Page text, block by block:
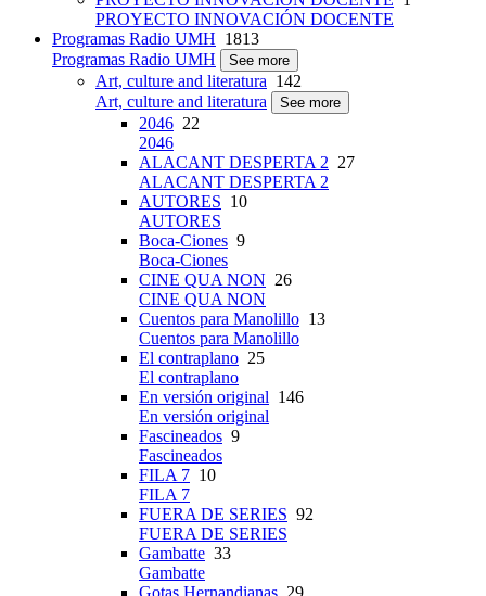
PROYECTO INNOVACIÓN DOCENTE
Programas Radio UMH 1813
Programas Radio UMH
See more
Art, culture and literatura 142
Art, culture and literatura
See more
2046 22
2046
ALACANT DESPERTA 2 27
ALACANT DESPERTA 2
AUTORES 10
AUTORES
Boca-Ciones 9
Boca-Ciones
CINE QUA NON 26
CINE QUA NON
Cuentos para Manolillo 13
Cuentos para Manolillo
El contraplano 25
El contraplano
En versión original 146
En versión original
Fascineados 9
Fascineados
FILA 7 10
FILA 7
FUERA DE SERIES 92
FUERA DE SERIES
Gambatte 33
Gambatte